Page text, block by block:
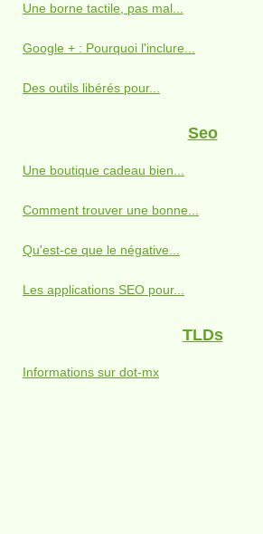
Une borne tactile, pas mal...
Google + : Pourquoi l'inclure...
Des outils libérés pour...
Seo
Une boutique cadeau bien...
Comment trouver une bonne...
Qu'est-ce que le négative...
Les applications SEO pour...
TLDs
Informations sur dot-mx